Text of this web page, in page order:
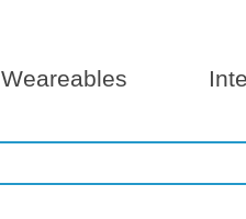
Weareables